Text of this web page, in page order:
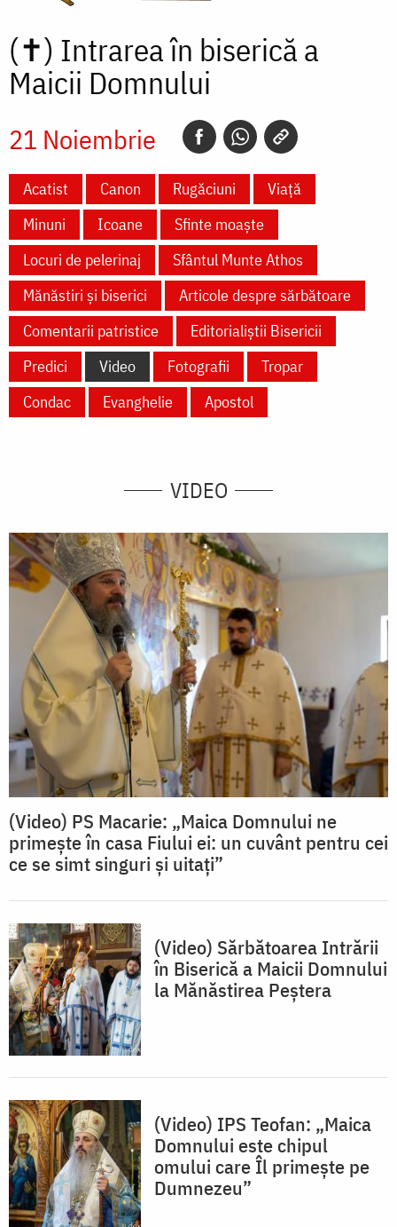
(✝) Intrarea în biserică a
Maicii Domnului
21 Noiembrie
Acatist Canon Rugăciuni
Viață
Minuni
Icoane
Sfinte moaște
Locuri de pelerinaj
Sfântul Munte Athos
Mănăstiri și biserici
Articole despre sărbătoare
Comentarii patristice
Editorialiștii Bisericii
Predici
Video Fotografii
Tropar
Condac
Evanghelie Apostol
VIDEO
(Video) PS Macarie: „Maica Domnului ne
primește în casa Fiului ei: un cuvânt pentru cei
ce se simt singuri și uitați”
(Video) Sărbătoarea Intrării
în Biserică a Maicii Domnului
la Mănăstirea Peștera
(Video) IPS Teofan: „Maica
Domnului este chipul
omului care Îl primește pe
Dumnezeu”